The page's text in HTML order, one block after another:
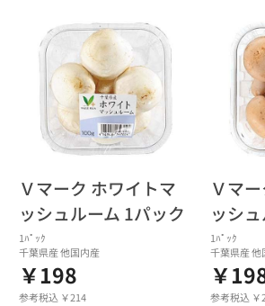
Ｖマーク ホワイトマ
ッシュルーム 1パック
1ﾊﾟｯｸ
千葉県産 他国内産
￥198
参考税込 ￥214
Ｖマ
ッシ
1ﾊﾟｯｸ
千葉県産 他
￥
参考税込 ￥